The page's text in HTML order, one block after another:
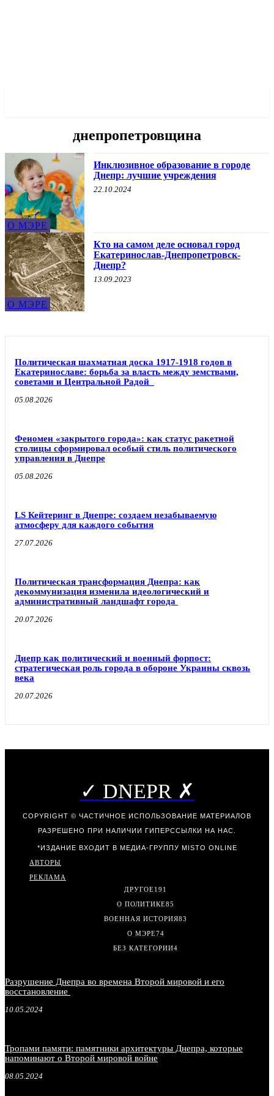
днепропетровщина
О МЭРЕ
Инклюзивное образование в городе
Днепр: лучшие учреждения
22.10.2024
О МЭРЕ
Кто на самом деле основал город
Екатеринослав-Днепропетровск-
Днепр?
13.09.2023
Политическая шахматная доска 1917-1918 годов в
Екатеринославе: борьба за власть между земствами,
советами и Центральной Радой
05.08.2026
Феномен «закрытого города»: как статус ракетной
столицы сформировал особый стиль политического
управления в Днепре
05.08.2026
LS Кейтеринг в Днепре: создаем незабываемую
атмосферу для каждого события
27.07.2026
Политическая трансформация Днепра: как
декоммунизация изменила идеологический и
административный ландшафт города
20.07.2026
Днепр как политический и военный форпост:
стратегическая роль города в обороне Украины сквозь
века
20.07.2026
✓ DNEPR ✗
COPYRIGHT © ЧАСТИЧНОЕ ИСПОЛЬЗОВАНИЕ МАТЕРИАЛОВ
РАЗРЕШЕНО ПРИ НАЛИЧИИ ГИПЕРССЫЛКИ НА НАС.
*ИЗДАНИЕ ВХОДИТ В МЕДИА-ГРУППУ MISTO ONLINE
АВТОРЫ
РЕКЛАМА
ДРУГОЕ191
О ПОЛИТИКЕ85
ВОЕННАЯ ИСТОРИЯ83
О МЭРЕ74
БЕЗ КАТЕГОРИИ4
Разрушение Днепра во времена Второй мировой и его
восстановление
10.05.2024
Тропами памяти: памятники архитектуры Днепра, которые
напоминают о Второй мировой войне
08.05.2024